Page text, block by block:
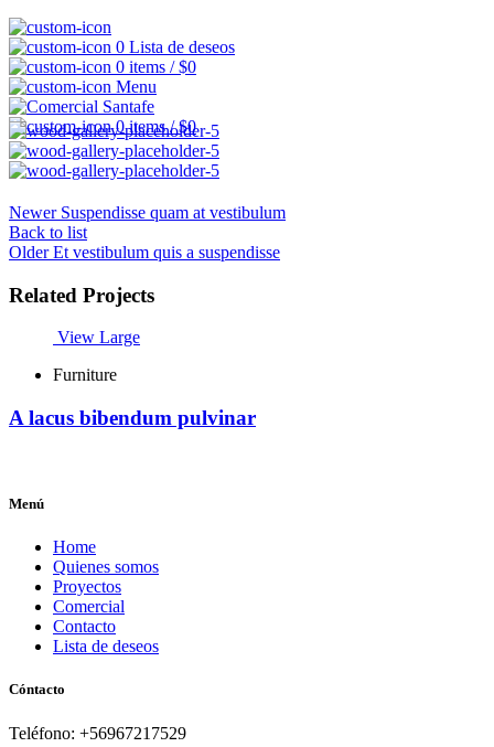
0 Lista de deseos
0 items / $0
Menu
0items / $0
Newer Suspendisse quam at vestibulum
Back to list
Older Et vestibulum quis a suspendisse
Related Projects
View Large
Furniture
A lacus bibendum pulvinar
Menú
Home
Quienes somos
Proyectos
Comercial
Contacto
Lista de deseos
Cóntacto
Teléfono: +56967217529